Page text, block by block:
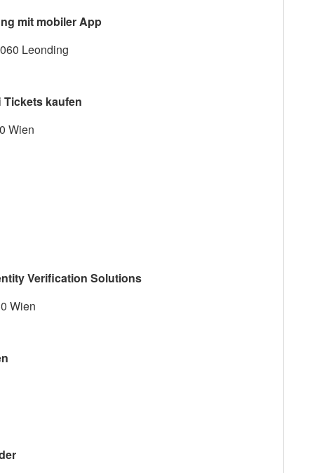
mit mobiler App
Leonding
kaufen
Wien
Verification Solutions
Wien